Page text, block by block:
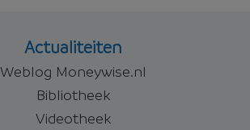
Actualiteiten
Weblog Moneywise.nl
Bibliotheek
Videotheek